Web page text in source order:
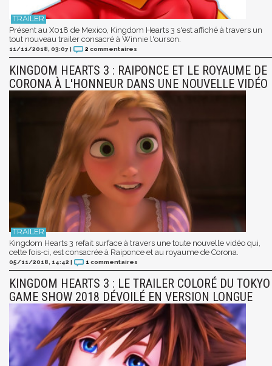
Présent au X018 de Mexico, Kingdom Hearts 3 s'est affiché à travers un
tout nouveau trailer consacré à Winnie l'ourson.
11/11/2018, 03:07 | 2 commentaires
KINGDOM HEARTS 3 : RAIPONCE ET LE ROYAUME DE
CORONA À L'HONNEUR DANS UNE NOUVELLE VIDÉO
Kingdom Hearts 3 refait surface à travers une toute nouvelle vidéo qui,
cette fois-ci, est consacrée à Raiponce et au royaume de Corona.
05/11/2018, 14:42 | 1 commentaires
KINGDOM HEARTS 3 : LE TRAILER COLORÉ DU TOKYO
GAME SHOW 2018 DÉVOILÉ EN VERSION LONGUE